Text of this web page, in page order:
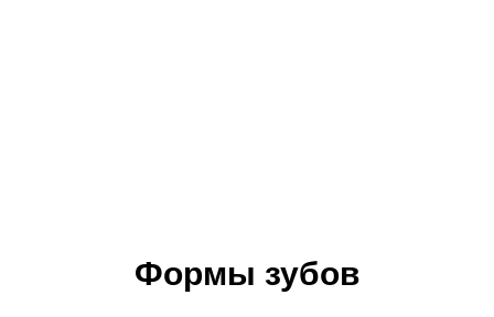
Формы зубов